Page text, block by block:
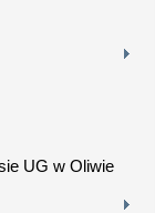
UG w Oliwie